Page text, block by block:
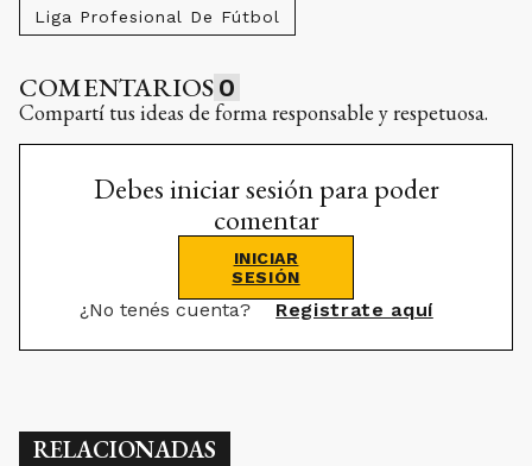
Liga Profesional De Fútbol
COMENTARIOS 0
Compartí tus ideas de forma responsable y respetuosa.
Debes iniciar sesión para poder
comentar
INICIAR
SESIÓN
¿No tenés cuenta? Registrate aquí
RELACIONADAS